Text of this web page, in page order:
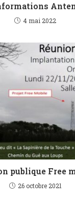
4 mai 2022
publique Free
26 octobre 2021